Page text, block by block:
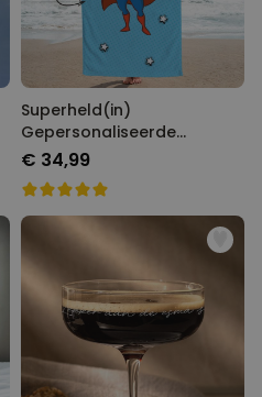
Superheld(in)
Gepersonaliseerde
Handdoek met Gezicht als
Comic
€ 34,99